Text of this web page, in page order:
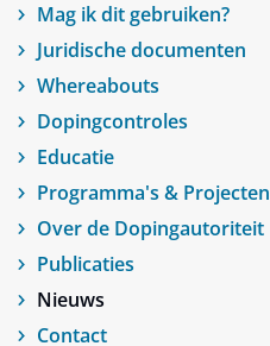
Mag ik dit gebruiken?
Juridische documenten
Whereabouts
Dopingcontroles
Educatie
Programma's & Projecten
Over de Dopingautoriteit
Publicaties
Nieuws
Contact